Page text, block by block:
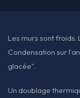
Les murs sont
Condensation sur
glacée".
Un doublage